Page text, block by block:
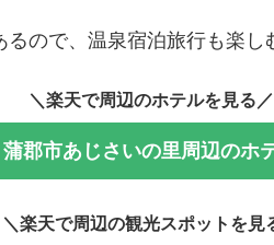
ので、温泉宿泊旅行も楽し
＼楽天で周辺のホテルを見る／
蒲郡市あじさいの里周辺のホ
＼楽天で周辺の観光スポットを見